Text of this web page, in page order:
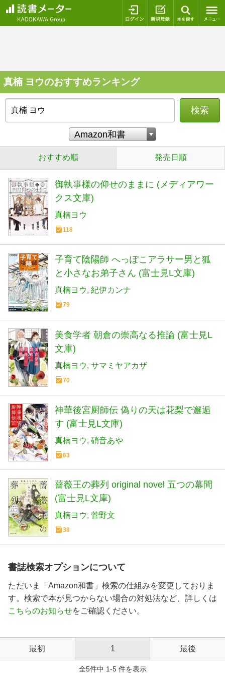
ログイン 新規登録
真楠 ヨウのおすすめランキング
検索
おすすめ順 発売日順
御執事様の仰せのままに (メディアワー
クス文庫)
真楠ヨウ
118
子育て陰陽師 へっぽこアラサー男と狐
と小さなお弟子さん (富士見L文庫)
真楠ヨウ 紀伊カンナ
79
美食学者 朝倉の崇高なる推論 (富士見L
文庫)
真楠ヨウ サマミヤアカザ
70
神華後宮厨師伝 偽りの天は花梨で邂逅
す (富士見L文庫)
真楠ヨウ 硝音あや
63
薔薇王の葬列 original novel 五つの幕間
(富士見L文庫)
真楠ヨウ 菅野文
38
書誌検索オプションについて
ただいま「Amazon和書」検索の仕組みを変更しておりま
す。検索で本が見つからない場合の対処法など、詳しくは
こちらのお知らせをご確認ください。
最初 1 最後
全5件中 1-5 件を表示